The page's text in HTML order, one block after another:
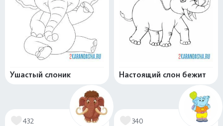
Ушастый слоник Настоящий слон бежит
432 340